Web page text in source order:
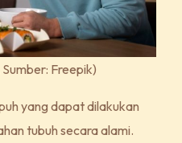
Freepik)
yang dapat dilakukan
tubuh secara alami.